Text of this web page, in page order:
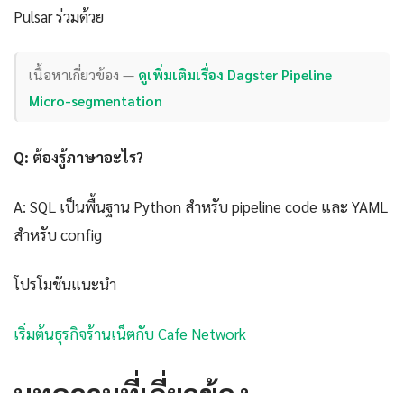
Pulsar ร่วมด้วย
เนื้อหาเกี่ยวข้อง — ดูเพิ่มเติมเรื่อง Dagster Pipeline
Micro-segmentation
Q: ต้องรู้ภาษาอะไร?
A: SQL เป็นพื้นฐาน Python สำหรับ pipeline code และ YAML
สำหรับ config
โปรโมชันแนะนำ
เริ่มต้นธุรกิจร้านเน็ตกับ Cafe Network